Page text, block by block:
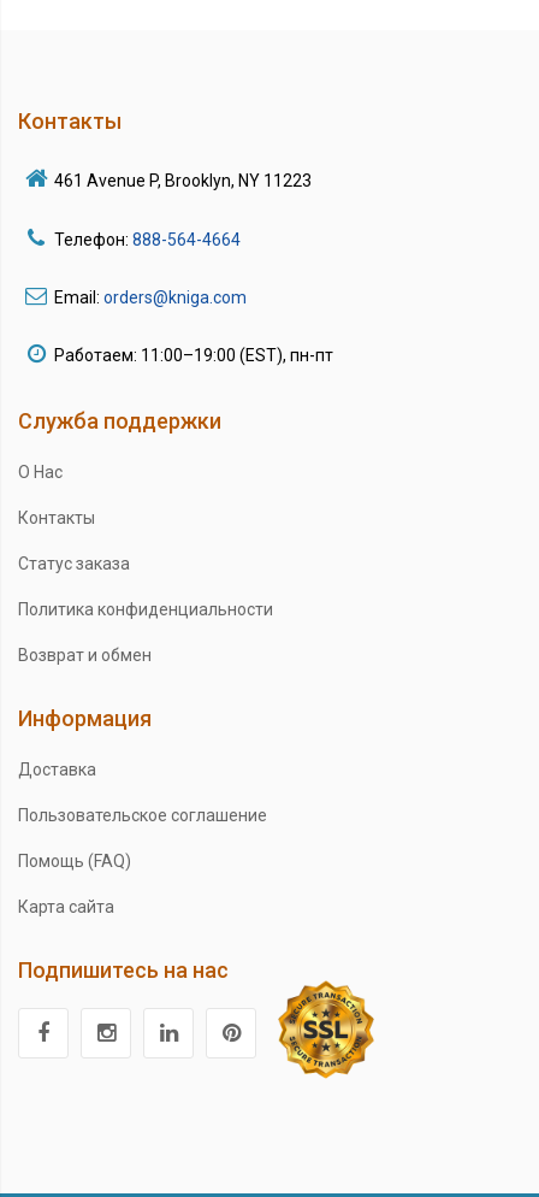
Контакты
461 Avenue P, Brooklyn, NY 11223
Телефон: 888-564-4664
Email: orders@kniga.com
Работаем: 11:00–19:00 (EST), пн-пт
Служба поддержки
О Нас
Контакты
Статус заказа
Политика конфиденциальности
Возврат и обмен
Информация
Доставка
Пользовательское соглашение
Помощь (FAQ)
Карта сайта
Подпишитесь на нас